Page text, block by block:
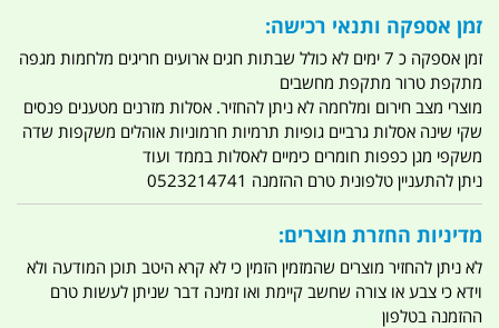
זמן אספקה ותנאי רכישה:
זמן אספקה כ 7 ימים לא כולל שבתות חגים ארועים חריגים מלחמות מגפה
מתקפת טרור מתקפת מחשבים
מוצרי מצב חירום ומלחמה לא ניתן להחזיר. אסלות מזרנים מטענים פנסים
שקי שינה אסלות גרביים גופיות תרמיות חרמוניות אוהלים משקפות שדה
משקפי מגן כפפות חומרים כימיים לאסלות בממד ועוד
ניתן להתעניין טלפונית טרם ההזמנה 0523214741
מדיניות החזרת מוצרים:
לא ניתן להחזיר מוצרים שהמזמין הזמין כי לא קרא היטב תוכן המודעה ולא
וידא כי צבע או צורה שחשב קיימת ואו זמינה דבר שניתן לעשות טרם
ההזמנה בטלפון